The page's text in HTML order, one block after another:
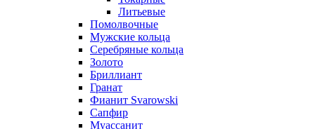
Литьевые
Помолвочные
Мужские кольца
Серебряные кольца
Золото
Бриллиант
Гранат
Фианит Svarowski
Сапфир
Муассанит